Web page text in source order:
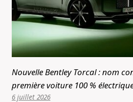
Nouvelle Bentley Torcal : nom
première voiture 100 %
6 juillet 2026